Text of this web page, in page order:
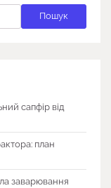
Пошук
сапфір від
план
заварювання